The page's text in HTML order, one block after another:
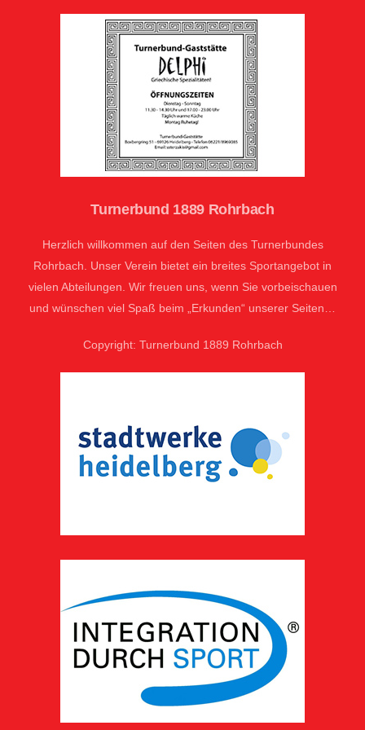
Turnerbund 1889 Rohrbach
Herzlich willkommen auf den Seiten des Turnerbundes
Rohrbach. Unser Verein bietet ein breites Sportangebot in
vielen Abteilungen. Wir freuen uns, wenn Sie vorbeischauen
und wünschen viel Spaß beim „Erkunden“ unserer Seiten…
Copyright: Turnerbund 1889 Rohrbach